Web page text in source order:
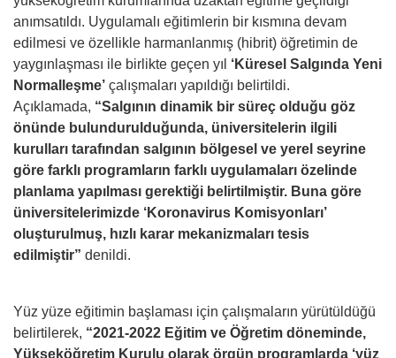
anımsatıldı. Uygulamalı eğitimlerin bir kısmına devam
edilmesi ve özellikle harmanlanmış (hibrit) öğretimin de
yaygınlaşması ile birlikte geçen yıl ‘Küresel Salgında Yeni
Normalleşme’ çalışmaları yapıldığı belirtildi.
Açıklamada, “Salgının dinamik bir süreç olduğu göz
önünde bulundurulduğunda, üniversitelerin ilgili
kurulları tarafından salgının bölgesel ve yerel seyrine
göre farklı programların farklı uygulamaları özelinde
planlama yapılması gerektiği belirtilmiştir. Buna göre
üniversitelerimizde ‘Koronavirus Komisyonları’
oluşturulmuş, hızlı karar mekanizmaları tesis
edilmiştir” denildi.
Yüz yüze eğitimin başlaması için çalışmaların yürütüldüğü
belirtilerek, “2021-2022 Eğitim ve Öğretim döneminde,
Yükseköğretim Kurulu olarak örgün programlarda ‘yüz